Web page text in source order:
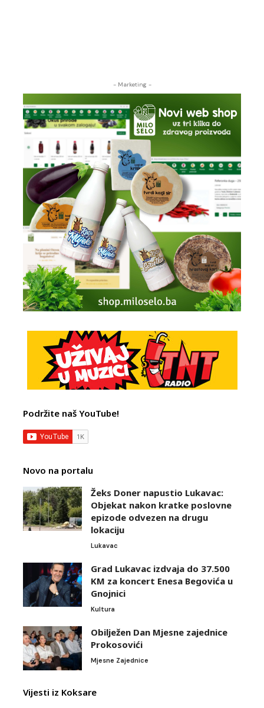
- Marketing -
Podržite naš YouTube!
Novo na portalu
Žeks Doner napustio Lukavac:
Objekat nakon kratke poslovne
epizode odvezen na drugu
lokaciju
Lukavac
Grad Lukavac izdvaja do 37.500
KM za koncert Enesa Begovića u
Gnojnici
Kultura
Obilježen Dan Mjesne zajednice
Prokosovići
Mjesne Zajednice
Vijesti iz Koksare